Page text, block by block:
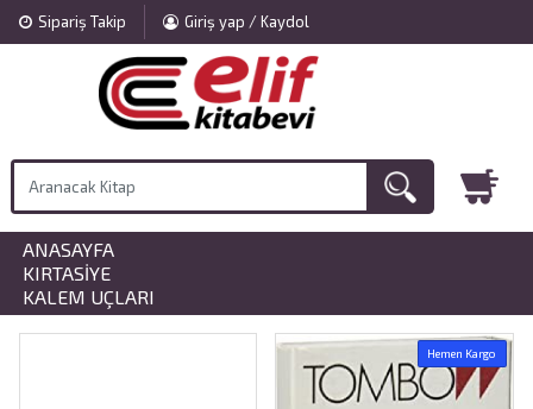
Sipariş Takip Giriş yap / Kaydol
ANASAYFA
KIRTASIYE
KALEM UÇLARI
Hemen Kargo